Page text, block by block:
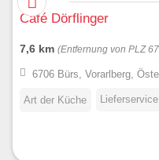
Café Dörflinger
7,6 km (Entfernung von PLZ
6706 Bürs, Vorarlberg,
Art der Küche Lieferservice